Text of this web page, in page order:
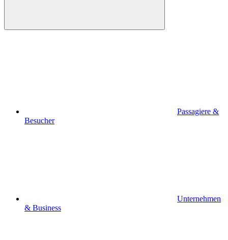
Passagiere &
Besucher
Unternehmen
& Business